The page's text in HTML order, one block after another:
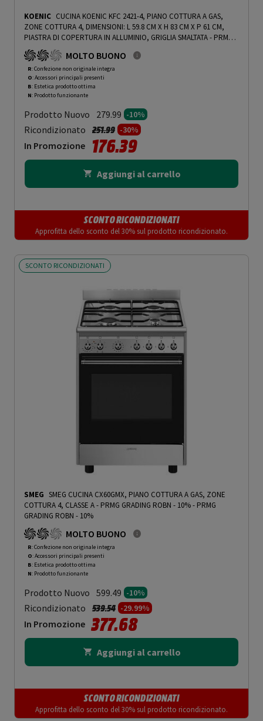
KOENIC CUCINA KOENIC KFC 2421-4, PIANO COTTURA A GAS,
ZONE COTTURA 4, DIMENSIONI: L 59.8 CM X H 83 CM X P 61 CM,
PIASTRA DI COPERTURA IN ALLUMINIO, GRIGLIA SMALTATA - PRMG
GRADING ROBN - 10%
MOLTO BUONO
R: Confezione non originale integra
O: Accessori principali presenti
B: Estetica prodotto ottima
N: Prodotto funzionante
Prodotto Nuovo 279.99 -10%
Ricondizionato Prezzo ridotto da
251.99a-30%
In Promozione 176.39
Aggiungi al carrello
SCONTO RICONDIZIONATI
Approfitta dello sconto del 30% sul prodotto ricondizionato.
SCONTO RICONDIZIONATI
SMEG SMEG CUCINA CX60GMX, PIANO COTTURA A GAS, ZONE
COTTURA 4, CLASSE A - PRMG GRADING ROBN - 10%- PRMG
GRADING ROBN - 10%
MOLTO BUONO
R: Confezione non originale integra
O: Accessori principali presenti
B: Estetica prodotto ottima
N: Prodotto funzionante
Prodotto Nuovo 599.49 -10%
Ricondizionato Prezzo ridotto da
539.54a-29.99%
In Promozione 377.68
Aggiungi al carrello
SCONTO RICONDIZIONATI
Approfitta dello sconto del 30% sul prodotto ricondizionato.